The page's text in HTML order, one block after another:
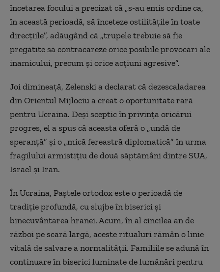
încetarea focului a precizat că „s-au emis ordine ca,
în această perioadă, să înceteze ostilitățile în toate
direcțiile”, adăugând că „trupele trebuie să fie
pregătite să contracareze orice posibile provocări ale
inamicului, precum și orice acțiuni agresive”.
Joi dimineață, Zelenski a declarat că dezescaladarea
din Orientul Mijlociu a creat o oportunitate rară
pentru Ucraina. Deși sceptic în privința oricărui
progres, el a spus că aceasta oferă o „undă de
speranță” și o „mică fereastră diplomatică” în urma
fragilului armistițiu de două săptămâni dintre SUA,
Israel și Iran.
În Ucraina, Paștele ortodox este o perioadă de
tradiție profundă, cu slujbe în biserici și
binecuvântarea hranei. Acum, în al cincilea an de
război pe scară largă, aceste ritualuri rămân o linie
vitală de salvare a normalității. Familiile se adună în
continuare în biserici luminate de lumânări pentru